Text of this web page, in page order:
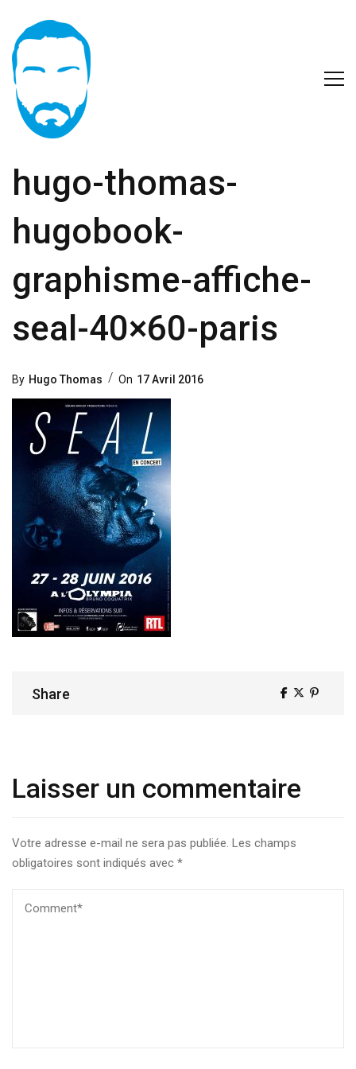
hugo-thomas-
hugobook-
graphisme-affiche-
seal-40×60-paris
By Hugo Thomas
Posted
On
On 17 Avril 2016
Share
Share
Laisser un commentaire
Votre adresse e-mail ne sera pas publiée. Les champs
obligatoires sont indiqués avec *